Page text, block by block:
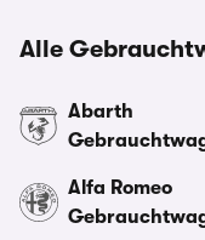
Alle
Abarth
Alfa Romeo